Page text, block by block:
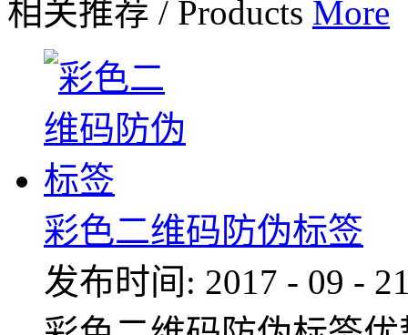
相关推荐 / Products More
彩色二维码防伪标签
发布时间: 2017 - 09 -